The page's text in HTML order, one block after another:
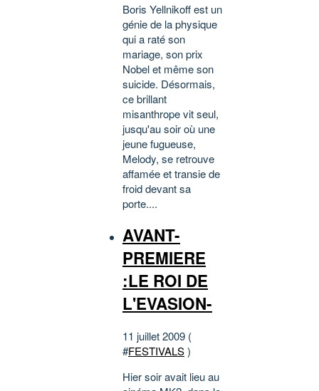
Boris Yellnikoff est un
génie de la physique
qui a raté son
mariage, son prix
Nobel et même son
suicide. Désormais,
ce brillant
misanthrope vit seul,
jusqu'au soir où une
jeune fugueuse,
Melody, se retrouve
affamée et transie de
froid devant sa
porte....
AVANT-
PREMIERE
:LE ROI DE
L'EVASION-
11 juillet 2009 (
#FESTIVALS)
Hier soir avait lieu au